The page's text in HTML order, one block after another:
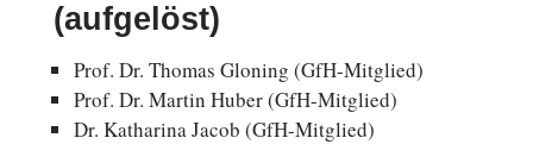
(aufgelöst)
Prof. Dr. Thomas Gloning (GfH-Mitglied)
Prof. Dr. Martin Huber (GfH-Mitglied)
Dr. Ka­tha­ri­na Jacob (GfH-Mitglied)